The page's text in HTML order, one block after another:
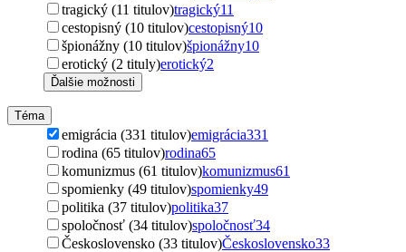
tragický (11 titulov)tragický11
cestopisný (10 titulov)cestopisný10
špionážny (10 titulov)špionážny10
erotický (2 tituly)erotický2
Ďalšie možnosti
Téma
emigrácia (331 titulov)emigrácia331
rodina (65 titulov)rodina65
komunizmus (61 titulov)komunizmus61
spomienky (49 titulov)spomienky49
politika (37 titulov)politika37
spoločnosť (34 titulov)spoločnosť34
Československo (33 titulov)Československo33